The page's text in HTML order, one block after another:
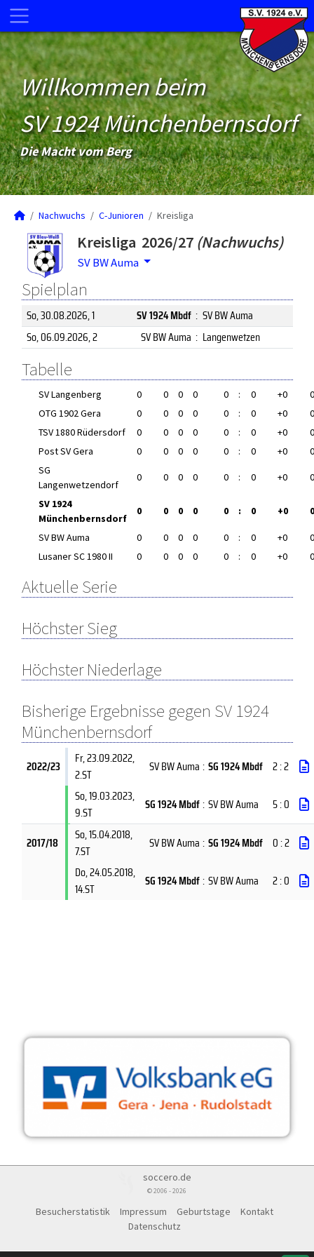
Willkommen beim
SV 1924 Münchenbernsdorf
Die Macht vom Berg
Nachwuchs C-Junioren Kreisliga
Kreisliga 2026/27 (Nachwuchs)
SV BW Auma
Spielplan
So, 30.08.2026, 1 SV 1924 Mbdf : SV BW Auma
So, 06.09.2026, 2 SV BW Auma : Langenwetzen
Tabelle
SV Langenberg 0 0 0 0 0 : 0 +0
0
OTG 1902 Gera
0 0 0 0 0 : 0 +0
0
TSV 1880 Rüdersdorf
0 0 0 0 0 : 0 +0
0
Post SV Gera
0 0 0 0 0 : 0 +0
0
SG
Langenwetzendorf
0 0 0 0 0 : 0 +0 0
SV 1924
Münchenbernsdorf
0 0 0 0 0 : 0 +0 0
SV BW Auma 0 0 0 0 0 : 0 +0
0
Lusaner SC 1980 II
0 0 0 0 0 : 0 +0 0
Aktuelle Serie
Höchster Sieg
Höchster Niederlage
Bisherige Ergebnisse gegen SV 1924
Münchenbernsdorf
2022/23 Fr, 23.09.2022,
2.ST
SV BW Auma : SG 1924 Mbdf 2 : 2
So, 19.03.2023,
9.ST
SG 1924 Mbdf: SV BW Auma 5 : 0
2017/18 So, 15.04.2018,
7.ST
SV BW Auma : SG 1924 Mbdf 0 : 2
Do, 24.05.2018,
14.ST
SG 1924 Mbdf: SV BW Auma 2 : 0
soccero.de
© 2006 - 2026
Besucherstatistik Impressum Geburtstage
Kontakt
Datenschutz